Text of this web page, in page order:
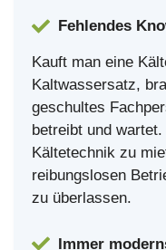
Fehlendes
Kauft man eine
Kaltwassersatz,
geschultes
betreibt und
Kältetechnik zu
reibungslosen
zu überlassen.
Immer